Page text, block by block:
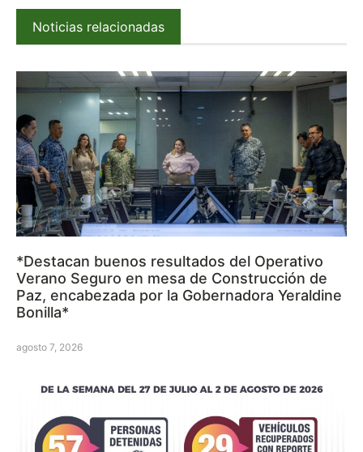
Noticias relacionadas
*Destacan buenos resultados del Operativo
Verano Seguro en mesa de Construcción de
Paz, encabezada por la Gobernadora Yeraldine
Bonilla*
agosto 7, 2026